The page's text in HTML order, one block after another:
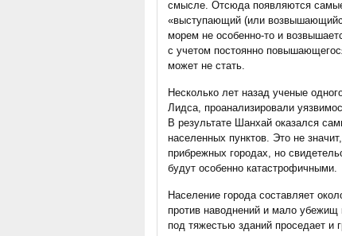
смысле. Отсюда появляются
«выступающий (или
морем не особенно-то и
с учетом постоянно
может не стать.
Несколько лет назад ученые
Лидса, проанализировали
В результате Шанхай оказался
населенных пунктов. Это не
прибрежных городах, но
будут особенно катастрофичными.
Население города составляет
против наводнений и мало
под тяжестью зданий проседает и